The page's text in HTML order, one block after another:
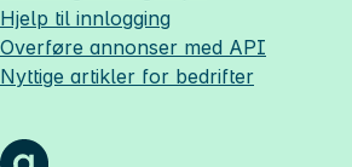
Hjelp til innlogging
Overføre annonser med API
Nyttige artikler for bedrifter